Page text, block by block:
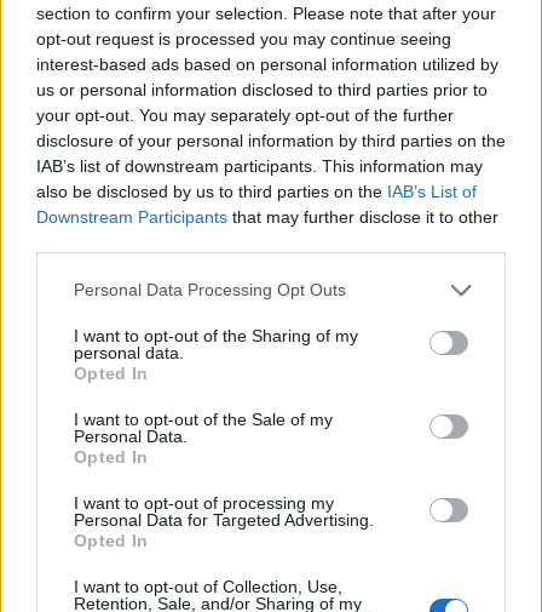
section to confirm your selection. Please note that after your
opt-out request is processed you may continue seeing
interest-based ads based on personal information utilized by
us or personal information disclosed to third parties prior to
your opt-out. You may separately opt-out of the further
disclosure of your personal information by third parties on the
IAB’s list of downstream participants. This information may
also be disclosed by us to third parties on the IAB’s List of
Downstream Participants that may further disclose it to other
Personal Data Processing Opt Outs
I want to opt-out of the Sharing of my
personal data.
Opted In
I want to opt-out of the Sale of my
Personal Data.
Opted In
I want to opt-out of processing my
Personal Data for Targeted Advertising.
Opted In
I want to opt-out of Collection, Use,
Retention, Sale, and/or Sharing of my
défaillance ont été enregistrés dans le monde. Ces incidents
incluent des hospitalisations et des cas d’acidocétose diabétique.
Aucun décès n’a été rapporté à ce jour.
Autres informations
Cette alerte ne concerne pas les autres modèles de pompes à
aux États-Unis pour un problème différent.
Pour toute question ou pour vérifier si votre pompe est concernée,
il est conseillé de consulter la page dédiée sur le site omnipod.com.
Santé : Comment éviter la
Découverte